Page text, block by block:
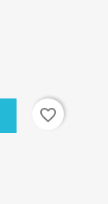
favorite_border